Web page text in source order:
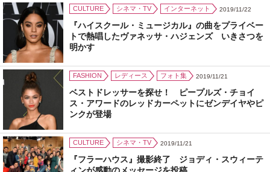
CULTURE シネマ・TV インターネット 2019/11/22
『ハイスクール・ミュージカル』の曲をプライベー
トで熱唱したヴァネッサ・ハジェンズ いきさつを
明かす
FASHION レディース フォト集 2019/11/21
ベストドレッサーを探せ！ ピープルズ・チョイ
ス・アワードのレッドカーペットにゼンデイヤやピ
ンクが登場
CULTURE シネマ・TV 2019/11/21
『フラーハウス』撮影終了 ジョディ・スウィーテ